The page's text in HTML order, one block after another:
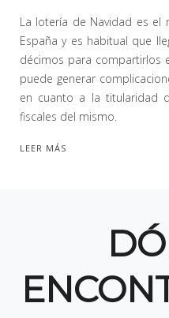
La lotería de Navidad es el
España y es habitual que
décimos para compartirlos
puede generar
en cuanto a la titularidad
fiscales del mismo.
LEER MÁS